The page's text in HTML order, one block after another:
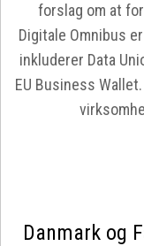
forslag om at
Digitale Omnibus
inkluderer Data
EU Business
Danmark og